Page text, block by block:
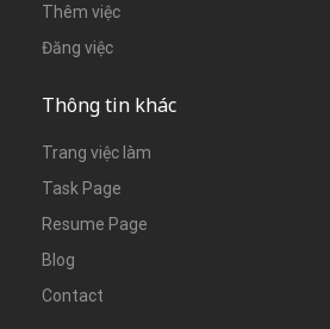
Thêm việc
Đăng việc
Thông tin khác
Trang việc làm
Task Page
Resume Page
Blog
Contact